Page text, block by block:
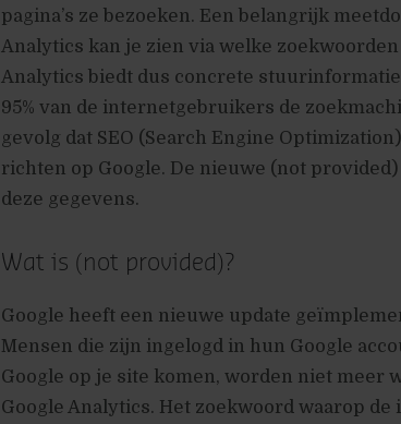
pagina’s ze bezoeken. Een belangrijk
Analytics kan je zien via welke
Analytics biedt dus concrete
95% van de internetgebruikers de
gevolg dat SEO (Search Engine
richten op Google. De nieuwe (not
deze gegevens.
Wat is (not provided)?
Google heeft een nieuwe update
Mensen die zijn ingelogd in hun Google
Google op je site komen, worden niet meer
Google Analytics. Het zoekwoord waarop